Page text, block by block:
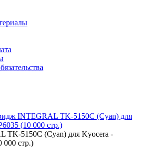
TK-5150C (Cyan) для Kyocera
000 стр.)­